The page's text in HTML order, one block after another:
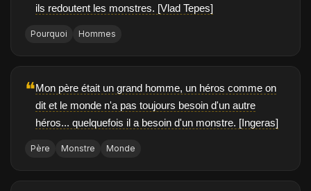
ils redoutent les monstres. [Vlad Tepes]
Pourquoi Hommes
❝Mon père était un grand homme, un héros comme on
dit et le monde n'a pas toujours besoin d'un autre
héros... quelquefois il a besoin d'un monstre. [Ingeras]
Père Monstre Monde